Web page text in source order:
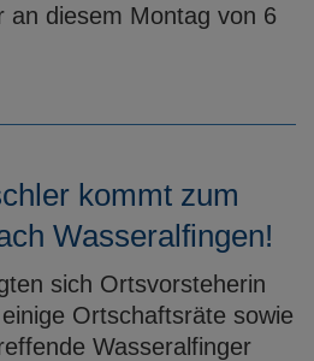
an diesem Montag von 6
kommt zum
Wasseralfingen!
sich Ortsvorsteherin
Ortschaftsräte sowie
Wasseralfinger